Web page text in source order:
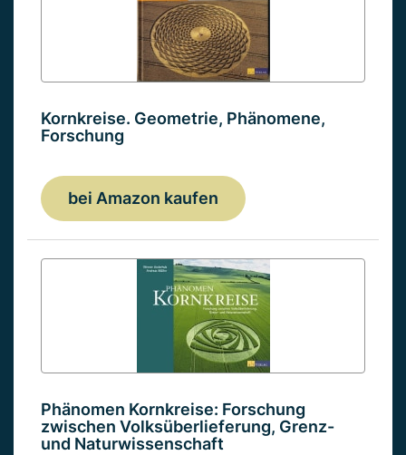
Kornkreise. Geometrie, Phänomene,
Forschung
bei Amazon kaufen
Phänomen Kornkreise: Forschung
zwischen Volksüberlieferung, Grenz-
und Naturwissenschaft